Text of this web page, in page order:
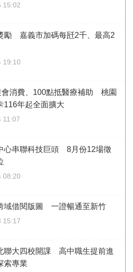
15:02
勵 嘉義市加碼每瓩2千、最高2
19:10
會消費、100點抵醫療補助 桃園
116年起全面擴大
11:07
心串聯科技巨頭 8月份12場徵
08:20
域借閱版圖 一證暢通至新竹
15:17
聯大四校開課 高中職生提前進
索專業